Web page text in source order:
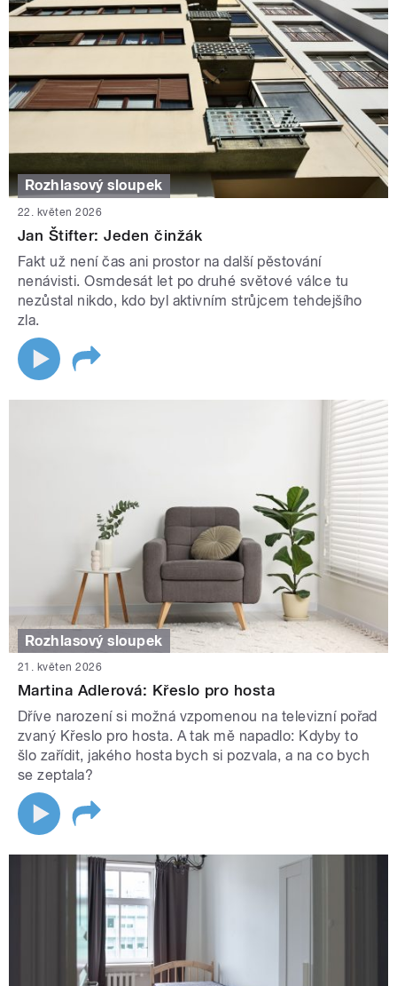
Rozhlasový sloupek
22. květen 2026
Jan Štifter: Jeden činžák
Fakt už není čas ani prostor na další pěstování
nenávisti. Osmdesát let po druhé světové válce tu
nezůstal nikdo, kdo byl aktivním strůjcem tehdejšího
zla.
Rozhlasový sloupek
21. květen 2026
Martina Adlerová: Křeslo pro hosta
Dříve narození si možná vzpomenou na televizní pořad
zvaný Křeslo pro hosta. A tak mě napadlo: Kdyby to
šlo zařídit, jakého hosta bych si pozvala, a na co bych
se zeptala?